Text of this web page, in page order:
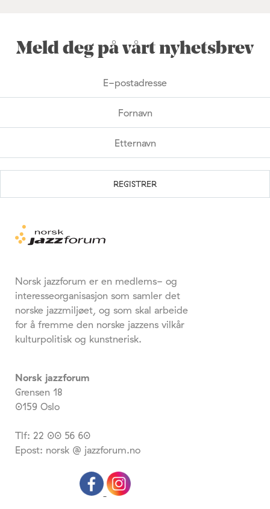
Meld deg på vårt nyhetsbrev
Norsk jazzforum er en medlems- og
interesseorganisasjon som samler det
norske jazzmiljøet, og som skal arbeide
for å fremme den norske jazzens vilkår
kulturpolitisk og kunstnerisk.
Norsk jazzforum
Grensen 18
0159 Oslo
Tlf: 22 00 56 60
Epost: norsk @ jazzforum.no